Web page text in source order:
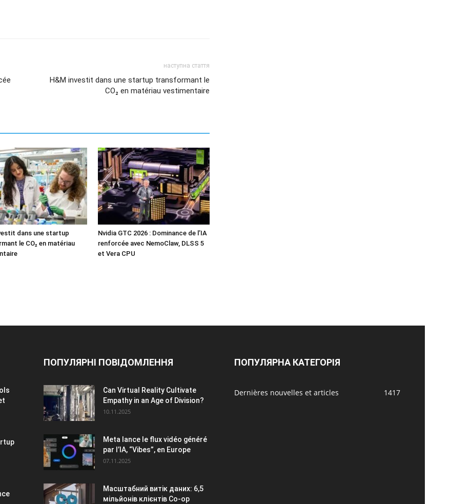
наступна стаття
H&M investit dans une startup transformant le
CO₂ en matériau vestimentaire
dans une startup
le CO₂ en matériau
Nvidia GTC 2026 : Dominance de l’IA
renforcée avec NemoClaw, DLSS 5
et Vera CPU
ПОПУЛЯРНІ ПОВІДОМЛЕННЯ
Can Virtual Reality Cultivate
Empathy in an Age of Division?
10.11.2025
Meta lance le flux vidéo généré
par l’IA, “Vibes”, en Europe
07.11.2025
Масштабний витік даних: 6,5
мільйонів клієнтів Co-op
ПОПУЛЯРНА КАТЕГОРІЯ
Dernières nouvelles et articles 1417